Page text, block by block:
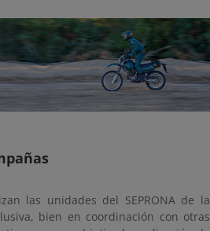
las unidades del SEPRONA de la
bien en coordinación con otras